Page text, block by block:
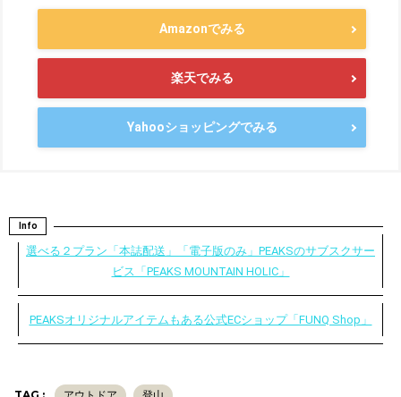
Amazonでみる
楽天でみる
Yahooショッピングでみる
Info
選べる２プラン「本誌配送」「電子版のみ」PEAKSのサブスクサー
ビス「PEAKS MOUNTAIN HOLIC」
PEAKSオリジナルアイテムもある公式ECショップ「FUNQ Shop」